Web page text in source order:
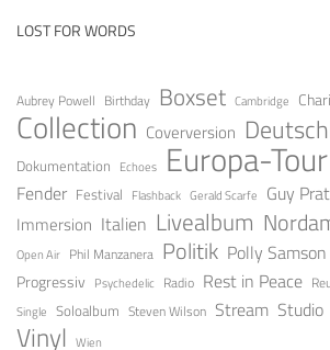
LOST FOR WORDS
Aubrey Powell Birthday Boxset Cambridge
Collection Coverversion
Dokumentation Echoes Europa-Tour
Fender Festival Flashback Gerald Scarfe Guy
Immersion Italien Livealbum
Open Air Phil Manzanera Politik Polly Samson
Progressiv Psychedelic Radio Rest in Peace
Single Soloalbum Steven Wilson Stream Studio
Vinyl Wien